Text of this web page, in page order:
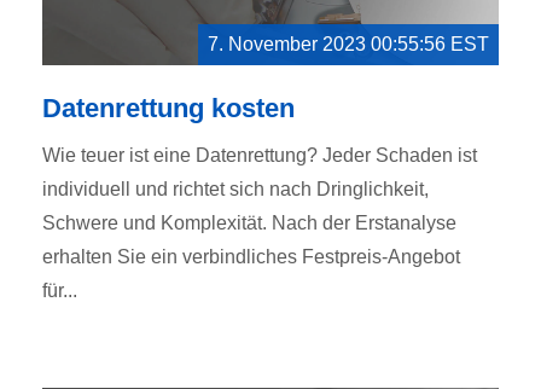
7. November 2023 00:55:56 EST
Datenrettung kosten
Wie teuer ist eine Datenrettung? Jeder Schaden ist
individuell und richtet sich nach Dringlichkeit,
Schwere und Komplexität. Nach der Erstanalyse
erhalten Sie ein verbindliches Festpreis-Angebot
für...